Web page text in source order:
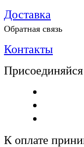
Доставка
Обратная связь
Контакты
К оплате